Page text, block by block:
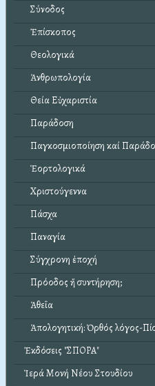
Σύνοδος
Ἐπίσκοπος
Θεολογικά
Ἀνθρωπολογία
Θεία Εὐχαριστία
Παράδοση
Παγκοσμιοποίηση καί
Ἑορτολογικά
Χριστούγεννα
Πάσχα
Παναγία
Σύγχρονη ἐποχή
Πρόοδος ἤ συντήρηση;
Ἀθεΐα
Ἀπολογητική: Ὀρθός λόγος-
Ἐκδόσεις "ΣΠΟΡΑ"
Ἱερά Μονή Νέου Στουδίου